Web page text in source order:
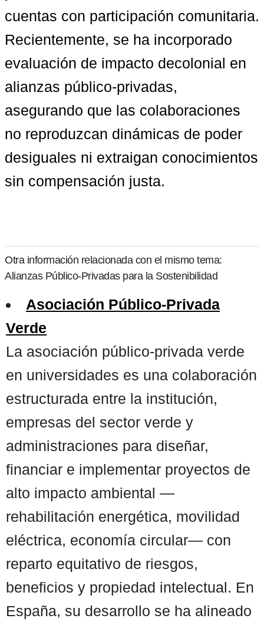
cuentas con participación comunitaria.
evaluación de impacto decolonial en
alianzas público-privadas,
asegurando que las colaboraciones
no reproduzcan dinámicas de poder
desiguales ni extraigan conocimientos
sin compensación justa.
Otra información relacionada con el mismo tema:
Alianzas Público-Privadas para la Sostenibilidad
Asociación Público-Privada
Verde
La asociación público-privada verde
en universidades es una colaboración
estructurada entre la institución,
empresas del sector verde y
administraciones para diseñar,
financiar e implementar proyectos de
alto impacto ambiental —
rehabilitación energética, movilidad
eléctrica, economía circular— con
reparto equitativo de riesgos,
beneficios y propiedad intelectual. En
España, su desarrollo se ha alineado